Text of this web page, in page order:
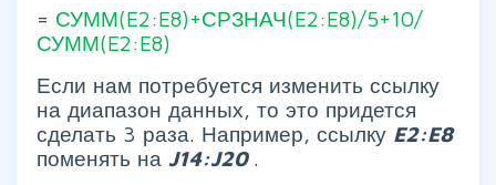
= СУММ(E2:E8)+СРЗНАЧ(E2:E8)/5+10/
СУММ(E2:E8)
Если нам потребуется изменить ссылку
на диапазон данных, то это придется
сделать 3 раза. Например, ссылку E2:E8
поменять на J14:J20 .